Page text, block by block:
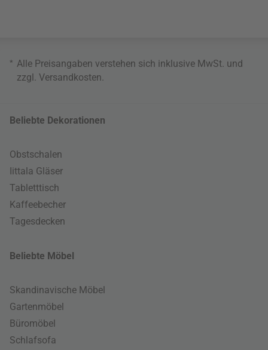
* Alle Preisangaben verstehen sich inklusive MwSt. und
zzgl. Versandkosten
Beliebte Dekorationen
Obstschalen
Iittala Gläser
Tabletttisch
Kaffeebecher
Tagesdecken
Beliebte Möbel
Skandinavische Möbel
Gartenmöbel
Büromöbel
Schlafsofa